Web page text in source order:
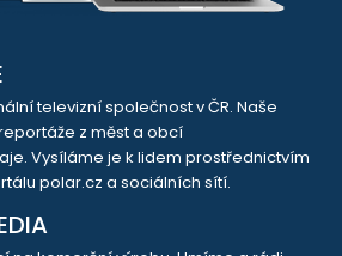
televizní společnost v ČR. Naše
z měst a obcí
Vysíláme je k lidem prostřednictvím
polar.cz a sociálních sítí.